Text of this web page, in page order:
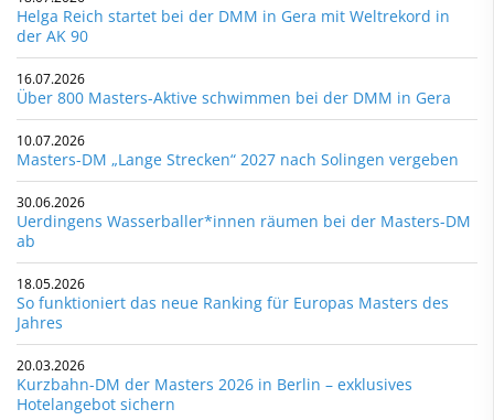
Helga Reich startet bei der DMM in Gera mit Weltrekord in
der AK 90
16.07.2026
Über 800 Masters-Aktive schwimmen bei der DMM in Gera
10.07.2026
Masters-DM „Lange Strecken“ 2027 nach Solingen vergeben
30.06.2026
Uerdingens Wasserballer*innen räumen bei der Masters-DM
ab
18.05.2026
So funktioniert das neue Ranking für Europas Masters des
Jahres
20.03.2026
Kurzbahn-DM der Masters 2026 in Berlin – exklusives
Hotelangebot sichern